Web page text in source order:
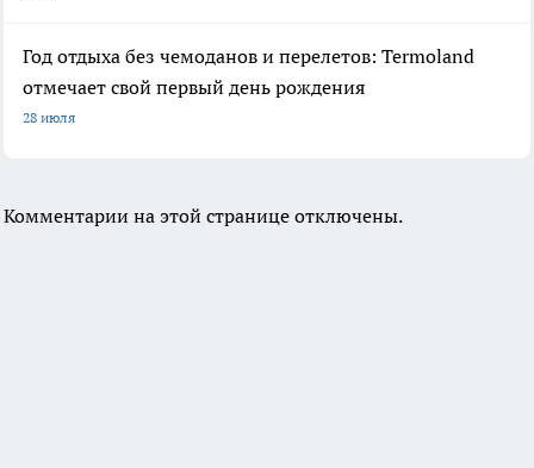
Год отдыха без чемоданов и перелетов: Termoland
отмечает свой первый день рождения
28 июля
Комментарии на этой странице отключены.